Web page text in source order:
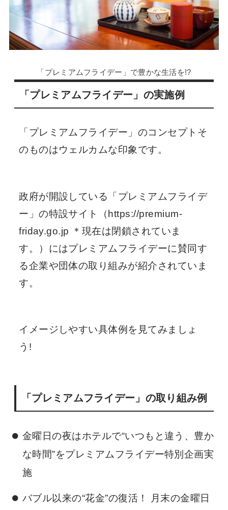
「プレミアムフライデー」で豊かな生活を!?
「プレミアムフライデー」の実施例
「プレミアムフライデー」のコンセプトそ
のものはウェルカムな印象です。
政府が開設している「プレミアムフライデ
ー」の特設サイト（https://premium-
friday.go.jp ＊現在は閉鎖されていま
す。）にはプレミアムフライデーに賛同す
る企業や団体の取り組みが紹介されていま
す。
イメージしやすい具体例を見てみましょ
う!
「プレミアムフライデー」の取り組み例
金曜日の夜はホテルで“いつもと違う、豊か
な時間”をプレミアムフライデー特別企画実
施
バブル以来の“花金”の復活！ 月末の金曜日